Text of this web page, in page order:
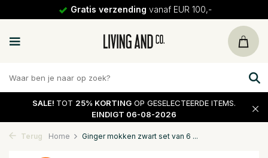
Gratis verzending vanaf EUR 100,-
SALE! TOT 25% KORTING OP GESELECTEERDE ITEMS.
EINDIGT 06-08-2026
Terug Home Ginger mokken zwart set van 6 ...